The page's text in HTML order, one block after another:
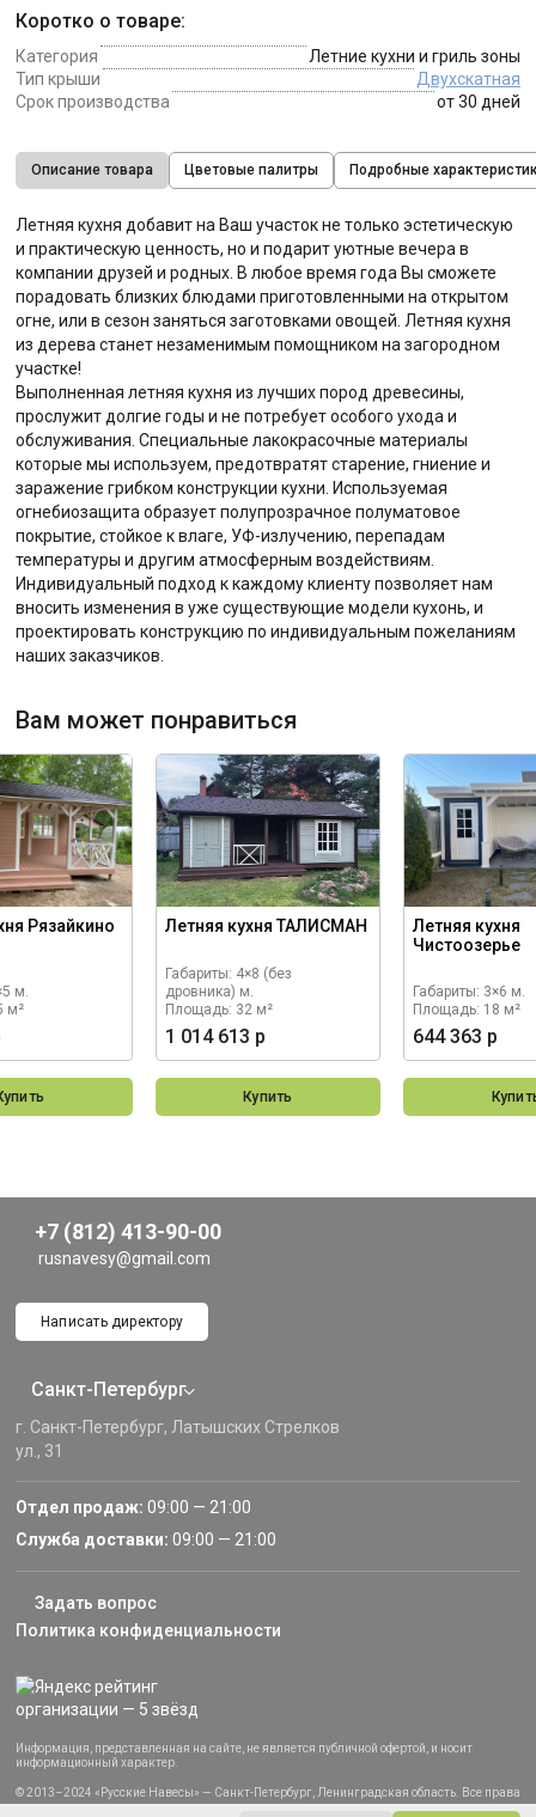
Коротко о товаре:
Категория
Летние кухни и гриль зоны
Тип крыши
Двухскатная
Срок производства
от 30 дней
Описание товара Цветовые палитры Подробные
Летняя кухня добавит на Ваш участок не только эстетическую
и практическую ценность, но и подарит уютные вечера в
компании друзей и родных. В любое время года Вы сможете
порадовать близких блюдами приготовленными на открытом
огне, или в сезон заняться заготовками овощей. Летняя кухня
из дерева станет незаменимым помощником на загородном
участке!
Выполненная летняя кухня из лучших пород древесины,
прослужит долгие годы и не потребует особого ухода и
обслуживания. Специальные лакокрасочные материалы
которые мы используем, предотвратят старение, гниение и
заражение грибком конструкции кухни. Используемая
огнебиозащита образует полупрозрачное полуматовое
покрытие, стойкое к влаге, УФ-излучению, перепадам
температуры и другим атмосферным воздействиям.
Индивидуальный подход к каждому клиенту позволяет нам
вносить изменения в уже существующие модели кухонь, и
проектировать конструкцию по индивидуальным пожеланиям
наших заказчиков.
Вам может понравиться
Рязайкино
м.
м²
Летняя кухня ТАЛИСМАН
Габариты: 4×8 (без
дровника) м.
Площадь: 32 м²
1 014 613 р
Купить
Летняя кухня
Чистоозерье
Габариты: 3×6 м.
Площадь: 18 м²
644 363 р
+7 (812) 413-90-00
rusnavesy@gmail.com
Написать директору
Санкт-Петербург
г. Санкт-Петербург, Латышских Стрелков
ул., 31
Отдел продаж: 09:00 — 21:00
Служба доставки: 09:00 — 21:00
Задать вопрос
Политика конфиденциальности
Информация, представленная на сайте, не является публичной офертой, и носит
информационный характер.
© 2013–2024 «Русские Навесы» — Санкт-Петербург, Ленинградская область. Все права
защищены.